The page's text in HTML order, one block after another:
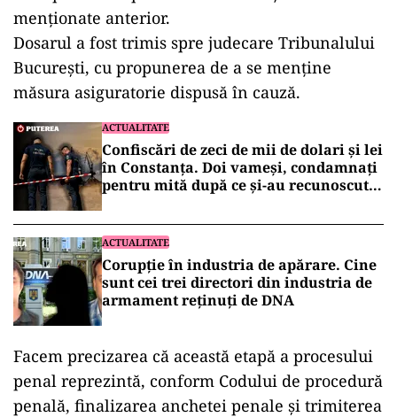
menționate anterior.
Dosarul a fost trimis spre judecare Tribunalului
București, cu propunerea de a se menține
măsura asiguratorie dispusă în cauză.
ACTUALITATE
Confiscări de zeci de mii de dolari și lei
în Constanța. Doi vameși, condamnați
pentru mită după ce și-au recunoscut
ACTUALITATE
Corupție în industria de apărare. Cine
sunt cei trei directori din industria de
armament reținuți de DNA
Facem precizarea că această etapă a procesului
penal reprezintă, conform Codului de procedură
penală, finalizarea anchetei penale și trimiterea